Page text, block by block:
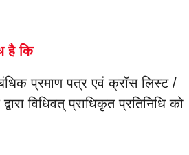
है कि
प्रमाण पत्र एवं क्रॉस लिस्ट /
विधिवत् प्राधिकृत प्रतिनिधि को